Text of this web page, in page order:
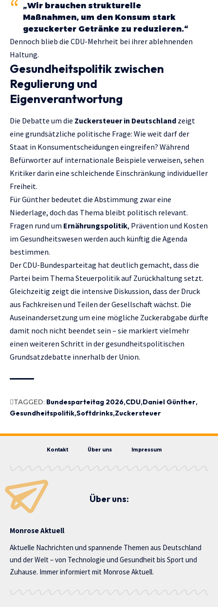
„Wir brauchen strukturelle
Maßnahmen, um den Konsum stark
gezuckerter Getränke zu reduzieren.“
Dennoch blieb die CDU-Mehrheit bei ihrer ablehnenden
Haltung.
Gesundheitspolitik zwischen
Regulierung und
Eigenverantwortung
Die Debatte um die Zuckersteuer in Deutschland zeigt
eine grundsätzliche politische Frage: Wie weit darf der
Staat in Konsumentscheidungen eingreifen? Während
Befürworter auf internationale Beispiele verweisen, sehen
Kritiker darin eine schleichende Einschränkung individueller
Freiheit.
Für Günther bedeutet die Abstimmung zwar eine
Niederlage, doch das Thema bleibt politisch relevant.
Fragen rund um Ernährungspolitik, Prävention und Kosten
im Gesundheitswesen werden auch künftig die Agenda
bestimmen.
Der CDU-Bundesparteitag hat deutlich gemacht, dass die
Partei beim Thema Steuerpolitik auf Zurückhaltung setzt.
Gleichzeitig zeigt die intensive Diskussion, dass der Druck
aus Fachkreisen und Teilen der Gesellschaft wächst. Die
Auseinandersetzung um eine mögliche Zuckerabgabe dürfte
damit noch nicht beendet sein – sie markiert vielmehr
einen weiteren Schritt in der gesundheitspolitischen
Grundsatzdebatte innerhalb der Union.
TAGGED: Bundesparteitag 2026 CDU Daniel Günther
Gesundheitspolitik Softdrinks Zuckersteuer
Kontakt Über uns Impressum
Über uns:
Monrose Aktuell
Aktuelle Nachrichten und spannende Themen aus Deutschland
und der Welt – von Technologie und Gesundheit bis Sport und
Zuhause. Immer informiert mit Monrose Aktuell.